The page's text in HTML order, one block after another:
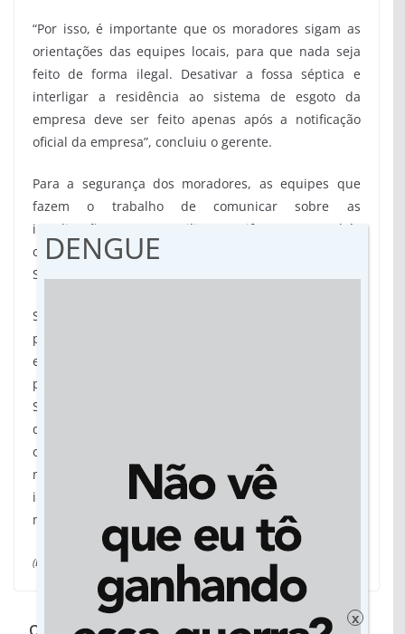
“Por isso, é importante que os moradores sigam as
orientações das equipes locais, para que nada seja
feito de forma ilegal. Desativar a fossa séptica e
interligar a residência ao sistema de esgoto da
empresa deve ser feito apenas após a notificação
oficial da empresa”, concluiu o gerente.
Para a segurança dos moradores, as equipes que
fazem o trabalho de comunicar sobre as
interligações, sempre utilizam uniformes e crachás
com a identificação do prestador de serviço e
Sanesul.
Saneamento é fundamental para promover a saúde
pública, melhorar a qualidade de vida da população
e evitar a poluição do meio ambiente. É com este
pensamento que o Governo do Estado, por meio da
Sanesul, busca recursos para a realização de obras
de esgotamento sanitário em todo o Estado. O
objetivo é a universalização do serviço para todos os
moradores e a contribuição da população é
importante para que todo o processo seja feito da
melhor maneira possível.
(Da assessoria)
DENGUE
x